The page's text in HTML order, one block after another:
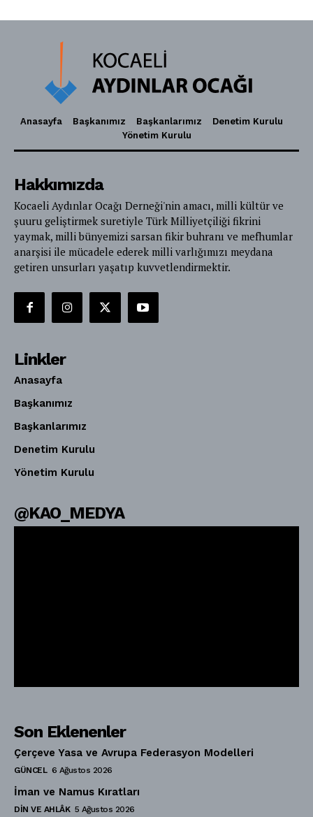
Anasayfa Başkanımız Başkanlarımız
Denetim Kurulu
Yönetim Kurulu
Hakkımızda
Kocaeli Aydınlar Ocağı Derneği'nin amacı, milli kültür ve
şuuru geliştirmek suretiyle Türk Milliyetçiliği fikrini
yaymak, milli bünyemizi sarsan fikir buhranı ve mefhumlar
anarşisi ile mücadele ederek milli varlığımızı meydana
getiren unsurları yaşatıp kuvvetlendirmektir.
Linkler
Anasayfa
Başkanımız
Başkanlarımız
Denetim Kurulu
Yönetim Kurulu
@KAO_MEDYA
Son Eklenenler
Çerçeve Yasa ve Avrupa Federasyon Modelleri
GÜNCEL 6 Ağustos 2026
İman ve Namus Kıratları
DIN VE AHLÂK 5 Ağustos 2026